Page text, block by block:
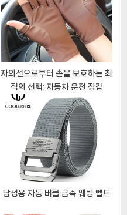
자외선으로부터 손을 보호하는 최
적의 선택: 자동차 운전 장갑
남성용 자동 버클 금속 웨빙 벨트